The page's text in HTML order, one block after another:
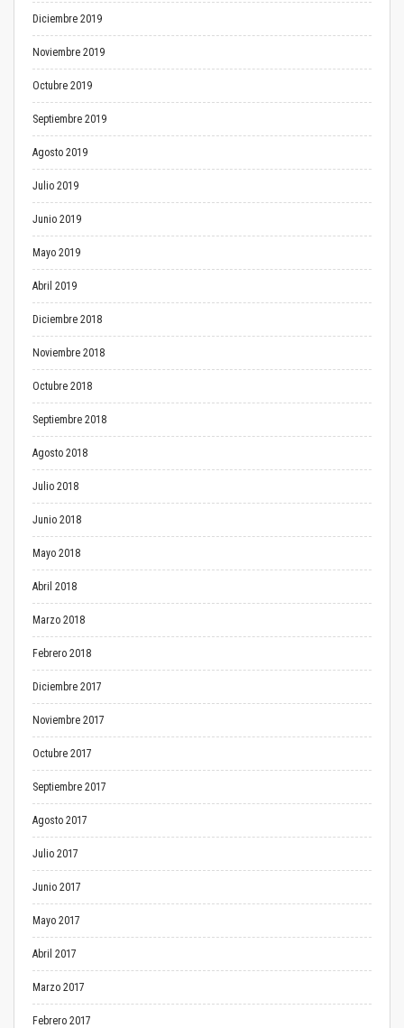
Diciembre 2019
Noviembre 2019
Octubre 2019
Septiembre 2019
Agosto 2019
Julio 2019
Junio 2019
Mayo 2019
Abril 2019
Diciembre 2018
Noviembre 2018
Octubre 2018
Septiembre 2018
Agosto 2018
Julio 2018
Junio 2018
Mayo 2018
Abril 2018
Marzo 2018
Febrero 2018
Diciembre 2017
Noviembre 2017
Octubre 2017
Septiembre 2017
Agosto 2017
Julio 2017
Junio 2017
Mayo 2017
Abril 2017
Marzo 2017
Febrero 2017